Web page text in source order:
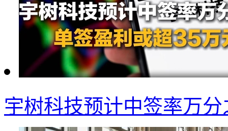
宇树科技预计中签率万